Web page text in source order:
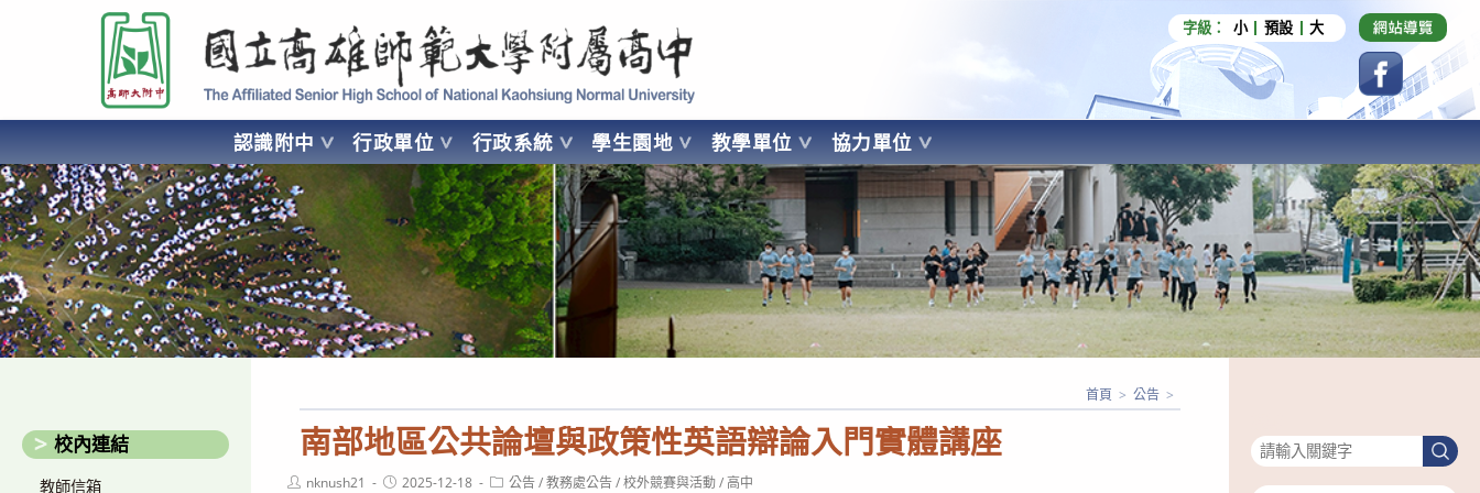
要
容
國立高雄師範大學附屬高級中學 Affiliated Senior High School of National Kaohsiung Normal University
字級： 小 預設 大
認識附中 行政單位 行政系統 學生園地 教學單位 協力單位
AFFILIATED SENIOR HIGH SCHOOL OF NATIONAL KAOHSIUNG NORMAL UNIVERSITY
南部地區公共論壇與政策性英語辯論入門實體講座
首頁 > 公告 >
Postnknush21
Post2025-12-18
Post公告 / 教務處公告 / 校外競賽與活動 / 高中
校內連結
教師信箱
搜
尋